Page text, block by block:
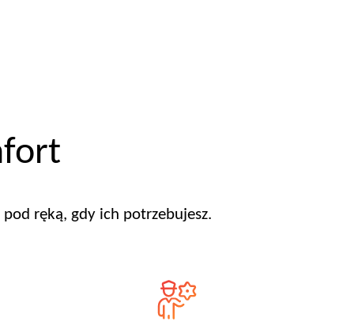
ręką, gdy ich potrzebujesz.